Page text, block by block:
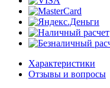
Характеристики
Отзывы и вопросы